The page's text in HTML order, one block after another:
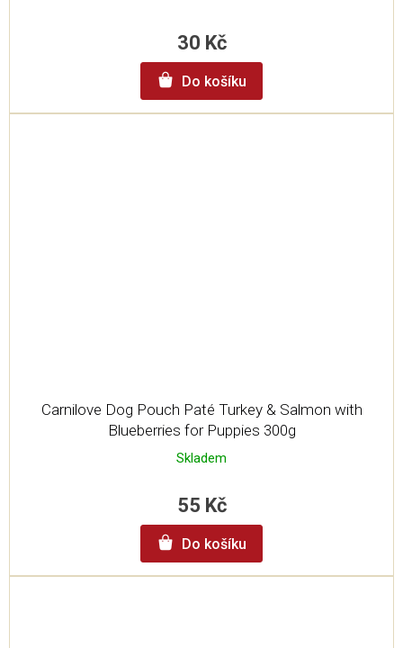
30 Kč
Do košíku
Carnilove Dog Pouch Paté Turkey & Salmon with
Blueberries for Puppies 300g
Skladem
55 Kč
Do košíku